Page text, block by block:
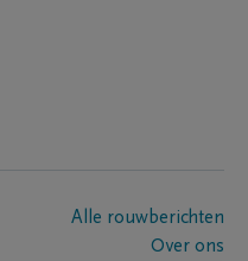
Alle rouwberichten
Over ons